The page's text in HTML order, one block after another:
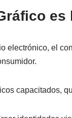
electrónico, el
capacitados,